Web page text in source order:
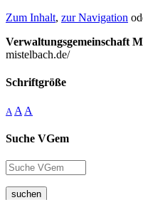
Zum Inhalt, zur Navigation
Verwaltungsgemeinschaft
mistelbach.de/
Schriftgröße
A A A
Suche VGem
suchen